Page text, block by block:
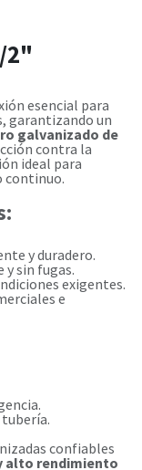
2"
esencial para
garantizando un
galvanizado de
contra la
ideal para
continuo.
y duradero.
y sin fugas.
exigentes.
e
tubería.
confiables
alto rendimiento